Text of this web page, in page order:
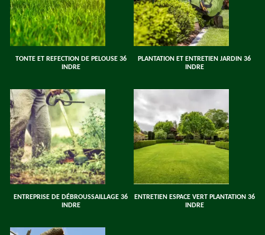
TONTE ET REFECTION DE PELOUSE 36
INDRE
PLANTATION ET ENTRETIEN JARDIN 36
INDRE
ENTREPRISE DE DÉBROUSSAILLAGE 36
INDRE
ENTRETIEN ESPACE VERT PLANTATION 36
INDRE